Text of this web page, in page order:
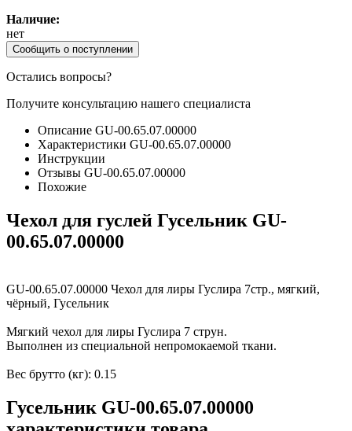
Наличие:
нет
Сообщить о поступлении
Остались вопросы?
Получите консультацию нашего специалиста
Описание GU-00.65.07.00000
Характеристики GU-00.65.07.00000
Инструкции
Отзывы GU-00.65.07.00000
Похожие
Чехол для гуслей Гусельник GU-
00.65.07.00000
GU-00.65.07.00000 Чехол для лиры Гуслира 7стр., мягкий,
чёрный, Гусельник
Мягкий чехол для лиры Гуслира 7 струн.
Выполнен из специальной непромокаемой ткани.
Вес брутто (кг): 0.15
Гусельник GU-00.65.07.00000